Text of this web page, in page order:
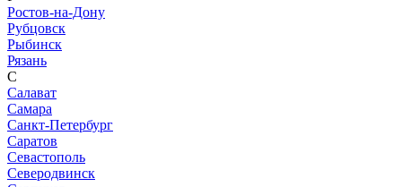
Ростов-на-Дону
Рубцовск
Рыбинск
Рязань
С
Салават
Самара
Санкт-Петербург
Саратов
Севастополь
Северодвинск